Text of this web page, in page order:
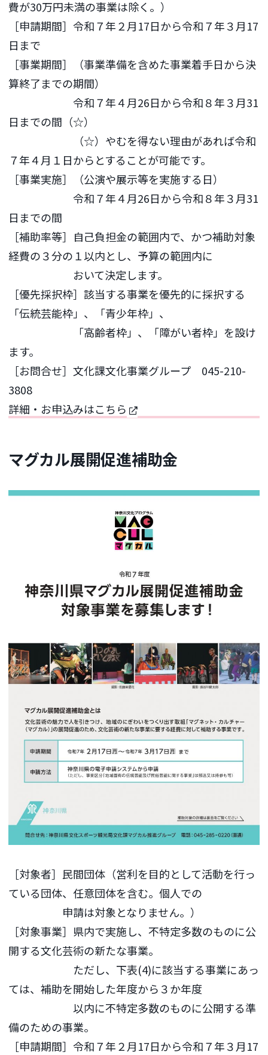
費が30万円未満の事業は除く。）
［申請期間］令和７年２月17日から令和７年３月17
日まで
［事業期間］（事業準備を含めた事業着手日から決
算終了までの期間）
令和７年４月26日から令和８年３月31
日までの間（☆）
（☆）やむを得ない理由があれば令和
７年４月１日からとすることが可能です。
［事業実施］（公演や展示等を実施する日）
令和７年４月26日から令和８年３月31
日までの間
［補助率等］自己負担金の範囲内で、かつ補助対象
経費の３分の１以内とし、予算の範囲内に
おいて決定します。
［優先採択枠］該当する事業を優先的に採択する
「伝統芸能枠」、「青少年枠」、
「高齢者枠」、「障がい者枠」を設け
ます。
［お問合せ］文化課文化事業グループ 045-210-
3808
詳細・お申込みはこちら
マグカル展開促進補助金
［対象者］民間団体（営利を目的として活動を行っ
ている団体、任意団体を含む。個人での
申請は対象となりません。）
［対象事業］県内で実施し、不特定多数のものに公
開する文化芸術の新たな事業。
ただし、下表(4)に該当する事業にあっ
ては、補助を開始した年度から３か年度
以内に不特定多数のものに公開する準
備のための事業。
［申請期間］令和７年２月17日から令和７年３月17